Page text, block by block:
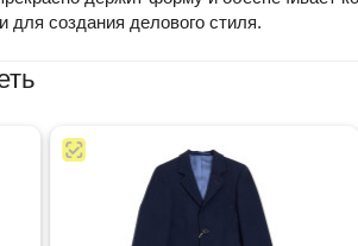
для создания делового стиля.